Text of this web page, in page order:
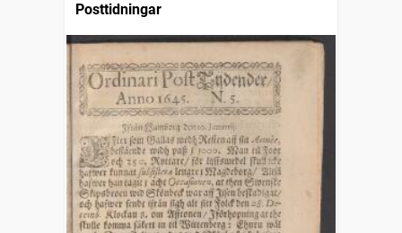
Posttidningar